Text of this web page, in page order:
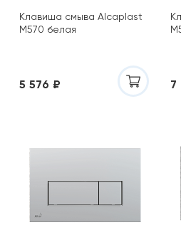
Клавиша смыва Alcaplast
M570 белая
5 576 ₽ 7